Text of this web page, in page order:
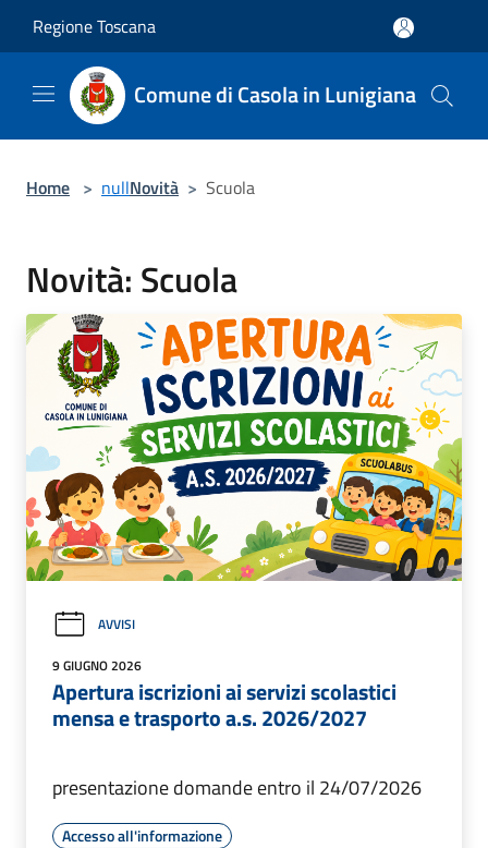
Regione Toscana
Comune di Casola in Lunigiana
Home > nullNovità > Scuola
Novità: Scuola
AVVISI
9 GIUGNO 2026
Apertura iscrizioni ai servizi scolastici
mensa e trasporto a.s. 2026/2027
presentazione domande entro il 24/07/2026
Accesso all'informazione